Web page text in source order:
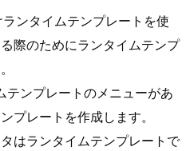
ンタイムテンプレートを使
際のためにランタイムテンプ
ンプレートのメニューがあ
プレートを作成します。
はランタイムテンプレートで